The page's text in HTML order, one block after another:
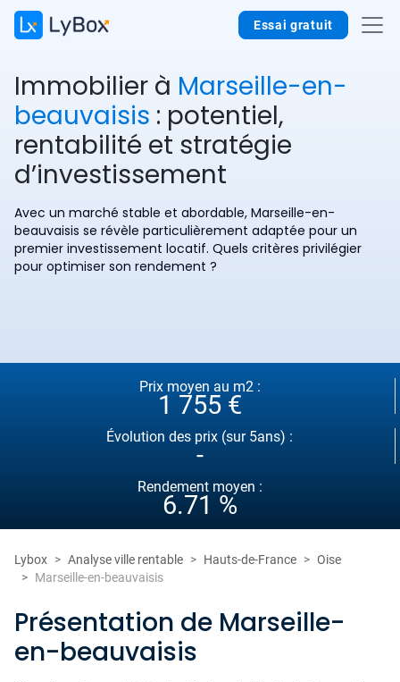
Essai gratuit
Immobilier à Marseille-en-
beauvaisis : potentiel,
rentabilité et stratégie
d’investissement
Avec un marché stable et abordable, Marseille-en-
beauvaisis se révèle particulièrement adaptée pour un
premier investissement locatif. Quels critères privilégier
pour optimiser son rendement ?
Prix moyen au m2 :
1 755 €
Évolution des prix (sur 5ans) :
-
Rendement moyen :
6.71 %
Lybox Analyse ville rentable Hauts-de-France
Oise
Marseille-en-beauvaisis
Présentation de Marseille-
en-beauvaisis